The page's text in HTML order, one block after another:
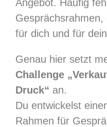
Angebot. Häufig
für dich und für
Genau hier setzt
Challenge
Druck“ an.
Du entwickelst
Rahmen für